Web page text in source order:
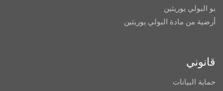
بو البولي يوريثين
أرضية من مادة البولي يوريثين
قانوني
حماية البيانات